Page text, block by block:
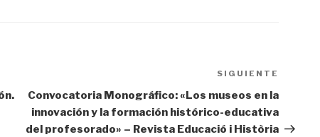
entrada
SIGUIENTE
Convocatoria Monográfico: «Los museos en la
innovación y la formación histórico-educativa
del profesorado» – Revista Educació i Història